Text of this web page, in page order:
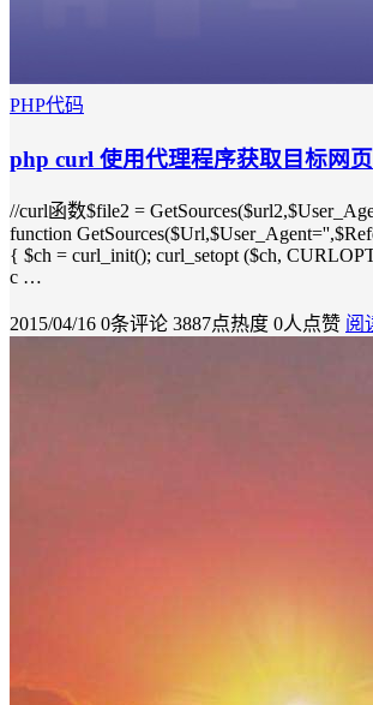
PHP代码
php curl 使用代理程序获取目标网
//curl函数$file2 =
function
{ $ch = curl_init(); curl_setopt ($ch,
c …
2015/04/16 0条评论 3887点热度 0人点赞 阅